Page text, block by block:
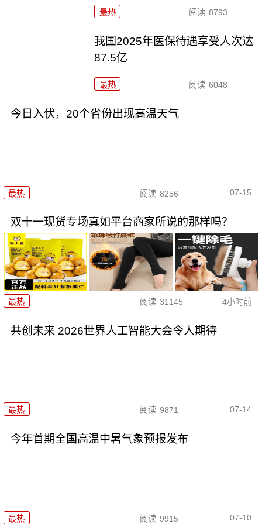
最热 阅读 8793
我国2025年医保待遇享受人次达
87.5亿
最热 阅读 6048
今日入伏，20个省份出现高温天气
最热 阅读 8256 07-15
双十一现货专场真如平台商家所说的那样吗？
最热 阅读 31145 4小时前
共创未来 2026世界人工智能大会令人期待
最热 阅读 9871 07-14
今年首期全国高温中暑气象预报发布
最热 阅读 9915 07-10